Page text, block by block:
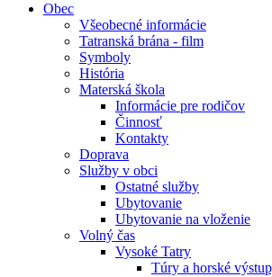
Obec
Všeobecné informácie
Tatranská brána - film
Symboly
História
Materská škola
Informácie pre rodičov
Činnosť
Kontakty
Doprava
Služby v obci
Ostatné služby
Ubytovanie
Ubytovanie na vloženie
Volný čas
Vysoké Tatry
Túry a horské